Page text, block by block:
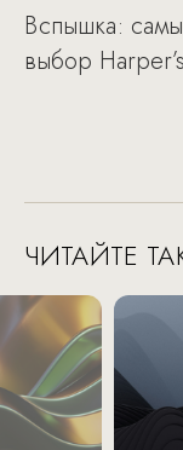
Вспышка:
выбор
ЧИТАЙТЕ